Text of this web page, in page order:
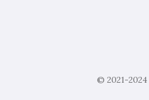
© 2021-2024